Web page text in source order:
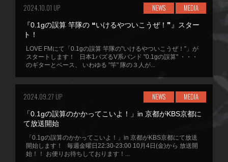
2024.10.01 UP NEWS MEDIA
『0.1gの誤算 竿隊の ❝いけるやついこうぜ！❞』スター
ト！
LOVE FMにて「0.1gの誤算 竿隊の"いけるやついこうぜ！"」が
スタートします！ 日本1バズるV系バンド "0.1gの誤算" ・・・
のギターとベース、 いわゆる "竿" 隊の３人が...
2024.09.27 UP NEWS MEDIA
「0.1gの誤算のかかってこいよ！」in 京都がKBS京都に
て放送開始
「0.1gの誤算のかかってこいよ！」in 京都がKBS京都にて放送
開始します！ 毎週金曜日22:30-23:00 10月4日(金)から 放送開
始！！ お便りお待ちしております！...